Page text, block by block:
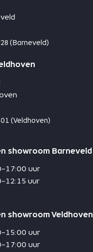
(Barneveld)
(Veldhoven)
showroom Barneveld
17:00 uur
12:15 uur
showroom Veldhoven
15:00 uur
17:00 uur